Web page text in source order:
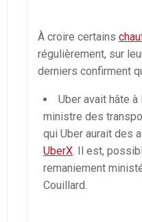
À croire certains
régulièrement, sur
derniers confirment
Uber avait hâte à
ministre des
qui Uber aurait des
UberX. Il est,
remaniement
Couillard.